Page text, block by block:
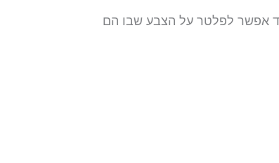
אפשר לפלטר על הצבע שבו הם